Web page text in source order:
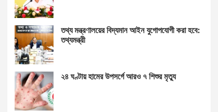
তথ্য মন্ত্রণালয়ের বিদ্যমান আইন যুগোপযোগী করা হবে:
তথ্যমন্ত্রী
২৪ ঘণ্টায় হামের উপসর্গে আরও ৭ শিশুর মৃত্যু